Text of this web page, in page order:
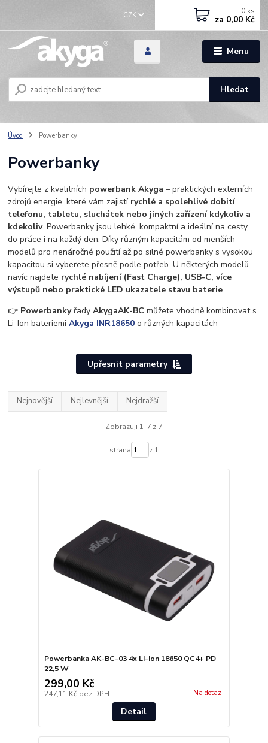
Menu
CZK
Hledat
0 ks
za 0,00 Kč
Úvod Powerbanky
Powerbanky
Vybírejte z kvalitních powerbank Akyga – praktických externích
zdrojů energie, které vám zajistí rychlé a spolehlivé dobití
telefonu, tabletu, sluchátek nebo jiných zařízení kdykoliv a
kdekoliv. Powerbanky jsou lehké, kompaktní a ideální na cesty,
do práce i na každý den. Díky různým kapacitám od menších
modelů pro nenáročné použití až po silné powerbanky s vysokou
kapacitou si vyberete přesně podle potřeb. U některých modelů
navíc najdete rychlé nabíjení (Fast Charge), USB-C, více
výstupů nebo praktické LED ukazatele stavu baterie.
👉 Powerbanky řady AkygaAK-BCmůžete vhodně kombinovat s
Li-Ion bateriemiAkyga INR18650 o různých kapacitách
Upřesnit parametry
Nejnovější Nejlevnější Nejdražší
Zobrazuji 1-7 z 7
strana z 1
Powerbanka AK-BC-03 4x Li-Ion 18650 QC4+ PD
22,5 W
299,00 Kč
247,11 Kč bez DPH Na dotaz
Detail